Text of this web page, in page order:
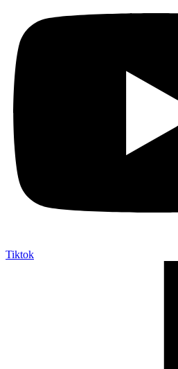
Tiktok